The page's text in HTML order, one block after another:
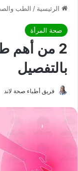
الرئيسية / الطب
صحة المرأة
2 من أهم
بالتفصيل
فريق أطباء صحة لاند